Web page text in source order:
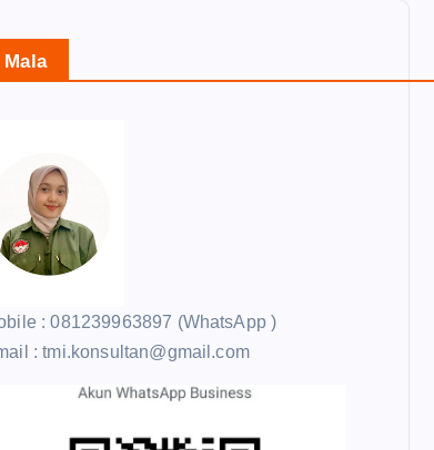
Mala
: 081239963897 (WhatsApp )
: tmi.konsultan@gmail.com